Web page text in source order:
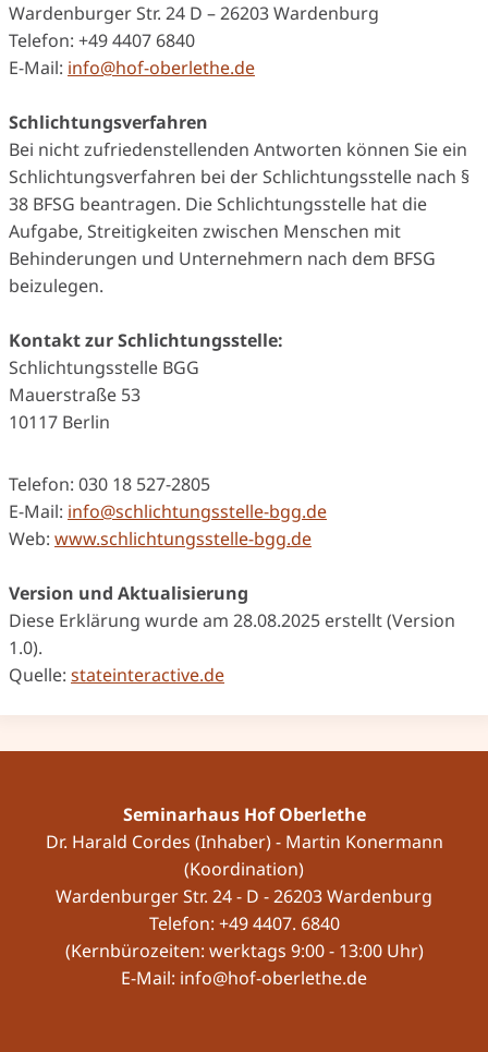
Wardenburger Str. 24 D – 26203 Wardenburg
Telefon: +49 4407 6840
E-Mail: info@hof-oberlethe.de
Schlichtungsverfahren
Bei nicht zufriedenstellenden Antworten können Sie ein
Schlichtungsverfahren bei der Schlichtungsstelle nach §
38 BFSG beantragen. Die Schlichtungsstelle hat die
Aufgabe, Streitigkeiten zwischen Menschen mit
Behinderungen und Unternehmern nach dem BFSG
beizulegen.
Kontakt zur Schlichtungsstelle:
Schlichtungsstelle BGG
Mauerstraße 53
10117 Berlin
Telefon: 030 18 527-2805
E-Mail: info@schlichtungsstelle-bgg.de
Web: www.schlichtungsstelle-bgg.de
Version und Aktualisierung
Diese Erklärung wurde am 28.08.2025 erstellt (Version
1.0).
Quelle: stateinteractive.de
Seminarhaus Hof Oberlethe
Dr. Harald Cordes (Inhaber) - Martin Konermann
(Koordination)
Wardenburger Str. 24 - D - 26203 Wardenburg
Telefon: +49 4407. 6840
(Kernbürozeiten: werktags 9:00 - 13:00 Uhr)
E-Mail: info@hof-oberlethe.de